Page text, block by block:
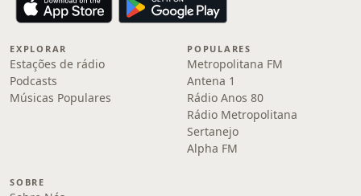
EXPLORAR
Estações de rádio
Podcasts
Músicas Populares
POPULARES
Metropolitana FM
Antena 1
Rádio Anos 80
Rádio Metropolitana
Sertanejo
Alpha FM
SOBRE